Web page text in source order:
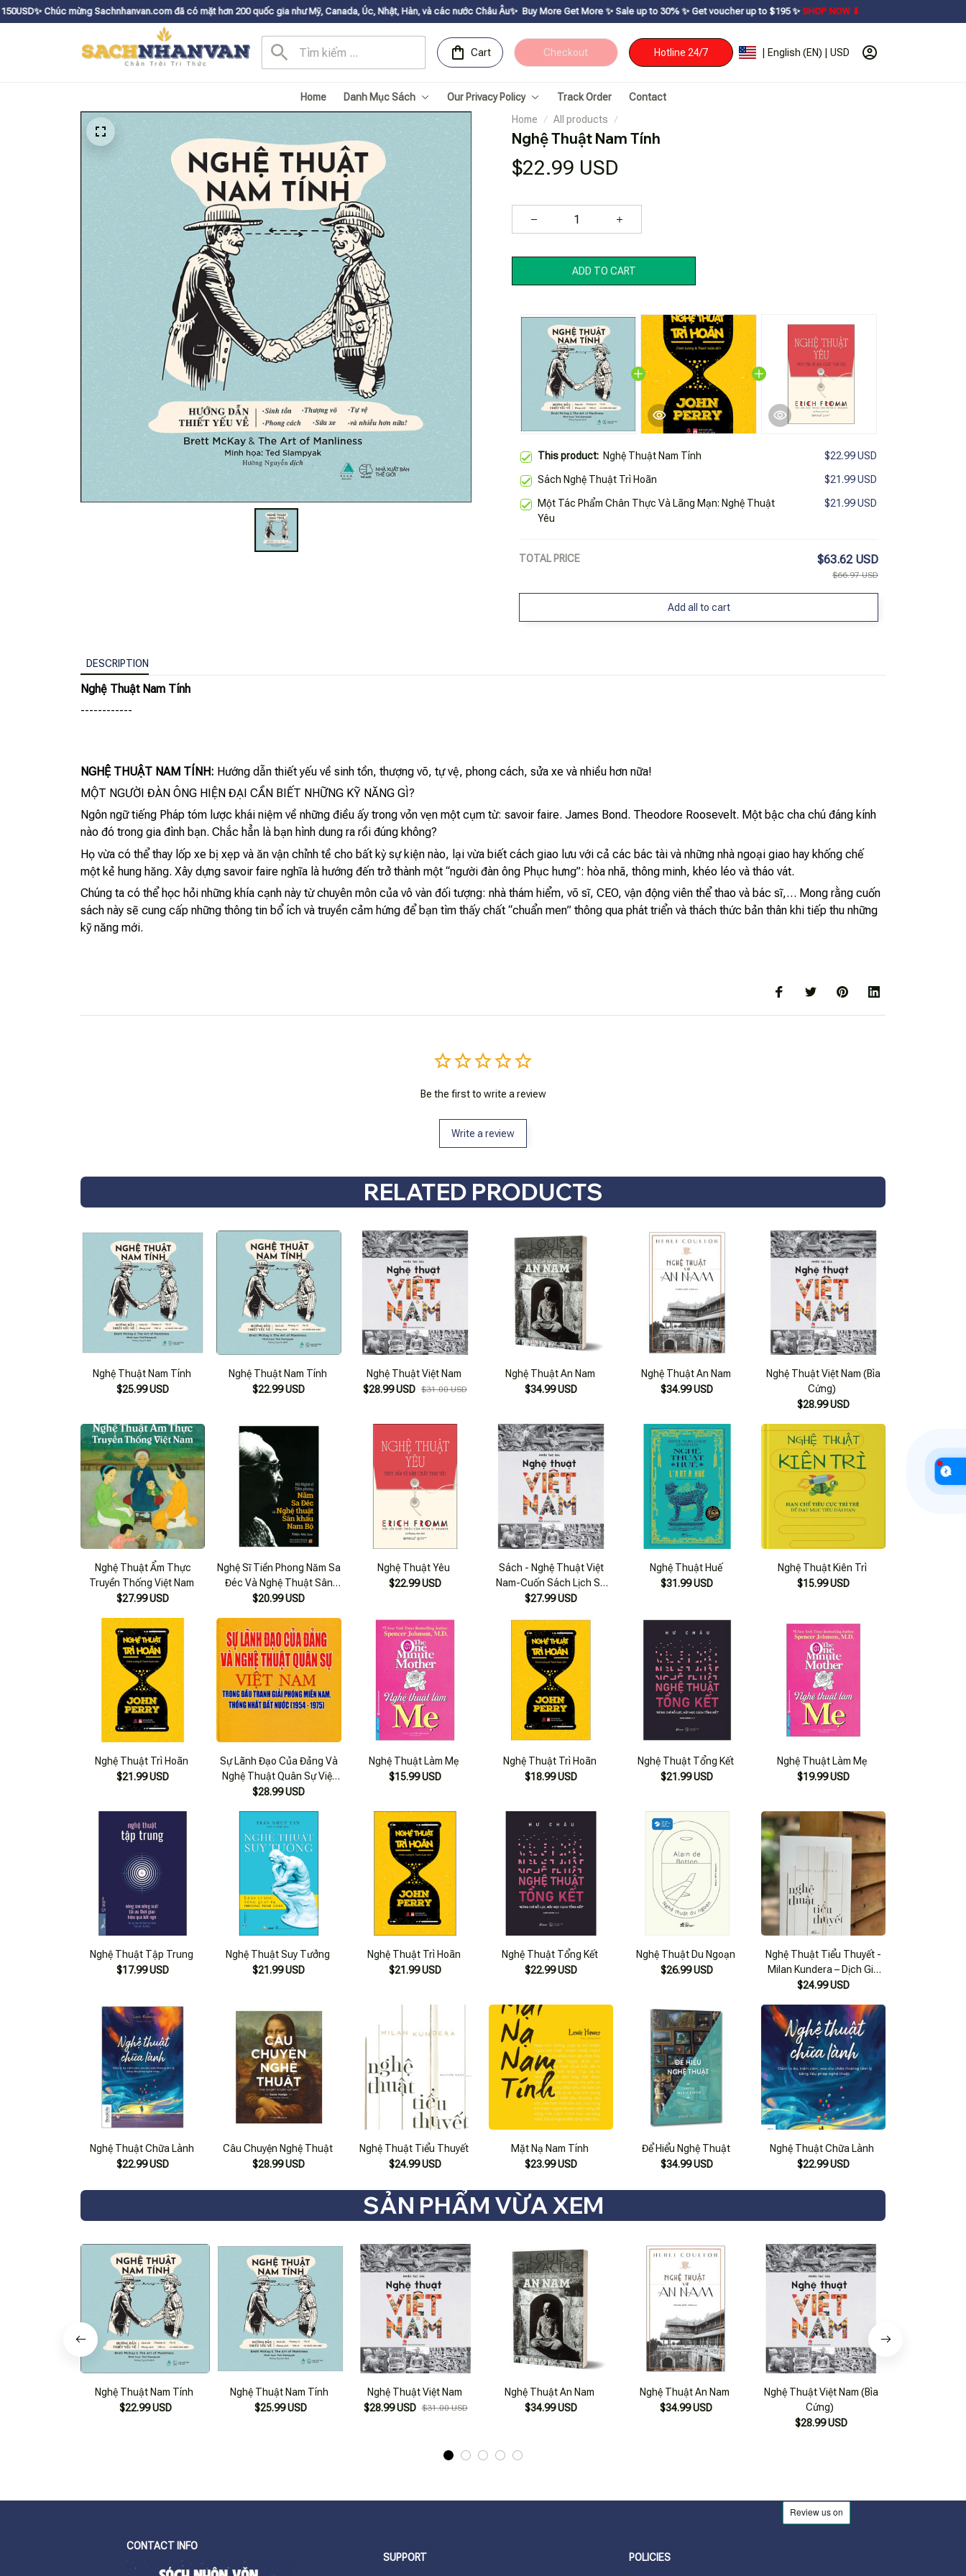
Sachnhanvan.com đã có mặt hơn 200 quốc gia như Mỹ, Canada, Úc, Nhật, Hàn, và các nước Châu Âu✨ Buy More Get Moreㅤ ✨ㅤ Sale up to 30% ㅤ✨ㅤ Get voucher up to $195ㅤ ✨ㅤSHOP NOW ⬇
Cart Checkout Hotline 24/7 | English (EN) | USD
Home Danh Mục Sách Our Privacy Policy Track Order
Contact
Home
All products
Nghệ Thuật Nam Tính
$22.99 USD
ADD TO CART
This product: Nghệ Thuật Nam Tính $22.99 USD
Sách Nghệ Thuật Trì Hoãn $21.99 USD
Một Tác Phẩm Chân Thực Và Lãng Mạn: Nghệ Thuật
Yêu
$21.99 USD
TOTAL PRICE $63.62 USD
$66.97 USD
Add all to cart
DESCRIPTION
Nghệ Thuật Nam Tính
------------
NGHỆ THUẬT NAM TÍNH: Hướng dẫn thiết yếu về sinh tồn, thượng võ, tự vệ, phong cách, sửa xe và nhiều hơn nữa!
MỘT NGƯỜI ĐÀN ÔNG HIỆN ĐẠI CẦN BIẾT NHỮNG KỸ NĂNG GÌ?
Ngôn ngữ tiếng Pháp tóm lược khái niệm về những điều ấy trong vỏn vẹn một cụm từ: savoir faire. James Bond. Theodore Roosevelt. Một bậc cha chú đáng kính
nào đó trong gia đình bạn. Chắc hẳn là bạn hình dung ra rồi đúng không?
Họ vừa có thể thay lốp xe bị xẹp và ăn vận chỉnh tề cho bất kỳ sự kiện nào, lại vừa biết cách giao lưu với cả các bác tài và những nhà ngoại giao hay khống chế
một kẻ hung hăng. Xây dựng savoir faire nghĩa là hướng đến trở thành một “người đàn ông Phục hưng”: hòa nhã, thông minh, khéo léo và tháo vát.
Chúng ta có thể học hỏi những khía cạnh này từ chuyên môn của vô vàn đối tượng: nhà thám hiểm, võ sĩ, CEO, vận động viên thể thao và bác sĩ,… Mong rằng cuốn
sách này sẽ cung cấp những thông tin bổ ích và truyền cảm hứng để bạn tìm thấy chất “chuẩn men” thông qua phát triển và thách thức bản thân khi tiếp thu những
kỹ năng mới.
Be the first to write a review
Write a review
RELATED PRODUCTS
Nghệ Thuật Nam Tính
$25.99 USD
Nghệ Thuật Nam Tính
$22.99 USD
Nghệ Thuật Việt Nam
$28.99 USD $31.00 USD
Nghệ Thuật An Nam
$34.99 USD
Nghệ Thuật An Nam
$34.99 USD
Nghệ Thuật Việt Nam (Bìa
Cứng)
$28.99 USD
Nghệ Thuật Ẩm Thực
Truyền Thống Việt Nam
$27.99 USD
Nghệ Sĩ Tiền Phong Năm Sa
Đéc Và Nghệ Thuật Sân
Khấu Nam Bộ
$20.99 USD
Nghệ Thuật Yêu
$22.99 USD
Sách - Nghệ Thuật Việt
Nam-Cuốn Sách Lịch Sử
Văn Hóa
$27.99 USD
Nghệ Thuật Huế
$31.99 USD
Nghệ Thuật Kiên Trì
$15.99 USD
Nghệ Thuật Trì Hoãn
$21.99 USD
Sự Lãnh Đạo Của Đảng Và
Nghệ Thuật Quân Sự Việt
Nam
$28.99 USD
Nghệ Thuật Làm Mẹ
$15.99 USD
Nghệ Thuật Trì Hoãn
$18.99 USD
Nghệ Thuật Tổng Kết
$21.99 USD
Nghệ Thuật Làm Mẹ
$19.99 USD
Nghệ Thuật Tập Trung
$17.99 USD
Nghệ Thuật Suy Tưởng
$21.99 USD
Nghệ Thuật Trì Hoãn
$21.99 USD
Nghệ Thuật Tổng Kết
$22.99 USD
Nghệ Thuật Du Ngoạn
$26.99 USD
Nghệ Thuật Tiểu Thuyết -
Milan Kundera – Dịch Giả
Nguyên Ngọc – Nhã Nam
$24.99 USD
Nghệ Thuật Chữa Lành
$22.99 USD
Câu Chuyện Nghệ Thuật
$28.99 USD
Nghệ Thuật Tiểu Thuyết
$24.99 USD
Mặt Nạ Nam Tính
$23.99 USD
Để Hiểu Nghệ Thuật
$34.99 USD
Nghệ Thuật Chữa Lành
$22.99 USD
SẢN PHẨM VỪA XEM
Nghệ Thuật Nam Tính
$22.99 USD
Nghệ Thuật Nam Tính
$25.99 USD
Nghệ Thuật Việt Nam
$28.99 USD $31.00 USD
Nghệ Thuật An Nam
$34.99 USD
Nghệ Thuật An Nam
$34.99 USD
Nghệ Thuật Việt Nam (Bìa
Cứng)
$28.99 USD
CONTACT INFO
SUPPORT
POLICIES